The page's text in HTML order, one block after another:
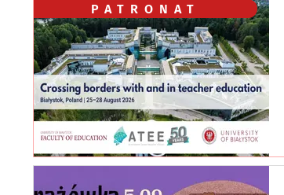
PATRONAT